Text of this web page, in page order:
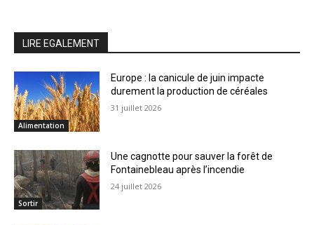
LIRE EGALEMENT
Alimentation
Europe : la canicule de juin impacte
durement la production de céréales
31 juillet 2026
Sortir
Une cagnotte pour sauver la forêt de
Fontainebleau après l’incendie
24 juillet 2026